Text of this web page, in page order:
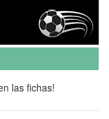
las fichas!